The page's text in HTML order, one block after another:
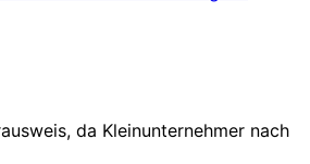
da Kleinunternehmer nach